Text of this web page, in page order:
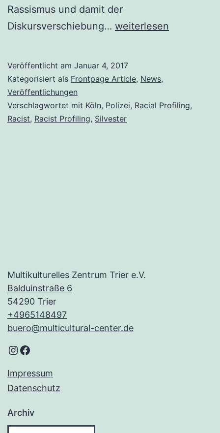
Rassismus und damit der
Diskursverschiebung… Stellungnahme
zu
Racist
Profiling
weiterlesen
Veröffentlicht am Januar 4, 2017
Kategorisiert als Frontpage Article, News,
Veröffentlichungen
Verschlagwortet mit Köln, Polizei, Racial Profiling,
Racist, Racist Profiling, Silvester
Multikulturelles Zentrum Trier e.V.
Balduinstraße 6
54290 Trier
+4965148497
buero@multicultural-center.de
Instagram
Facebook
Impressum
Datenschutz
Archiv